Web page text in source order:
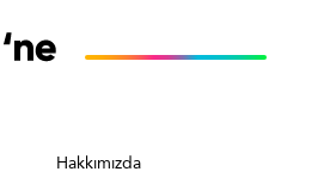
Hakkımızda